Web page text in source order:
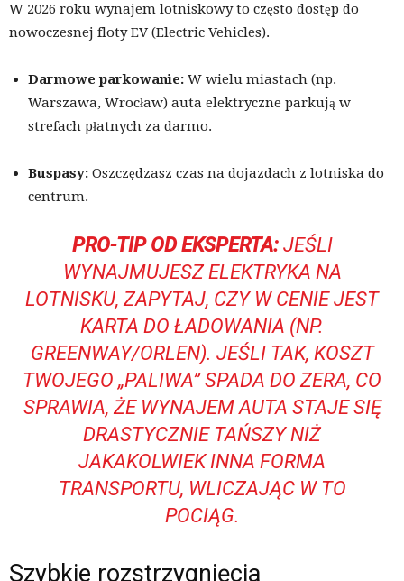
W 2026 roku wynajem lotniskowy to często dostęp do
nowoczesnej floty EV (Electric Vehicles).
Darmowe parkowanie: W wielu miastach (np.
Warszawa, Wrocław) auta elektryczne parkują w
strefach płatnych za darmo.
Buspasy: Oszczędzasz czas na dojazdach z lotniska do
centrum.
PRO-TIP OD EKSPERTA:JEŚLI
WYNAJMUJESZ ELEKTRYKA NA
LOTNISKU, ZAPYTAJ, CZY W CENIE JEST
KARTA DO ŁADOWANIA (NP.
GREENWAY/ORLEN). JEŚLI TAK, KOSZT
TWOJEGO „PALIWA” SPADA DO ZERA, CO
SPRAWIA, ŻE WYNAJEM AUTA STAJE SIĘ
DRASTYCZNIE TAŃSZY NIŻ
JAKAKOLWIEK INNA FORMA
TRANSPORTU, WLICZAJĄC W TO
POCIĄG.
Szybkie rozstrzygnięcia